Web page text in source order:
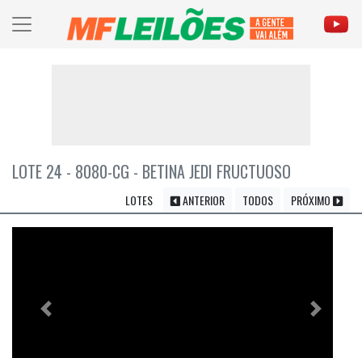
LOTE 24 - 8080-CG - BETINA JEDI FRUCTUOSO
LOTES ANTERIOR TODOS PRÓXIMO
Previous Próximo